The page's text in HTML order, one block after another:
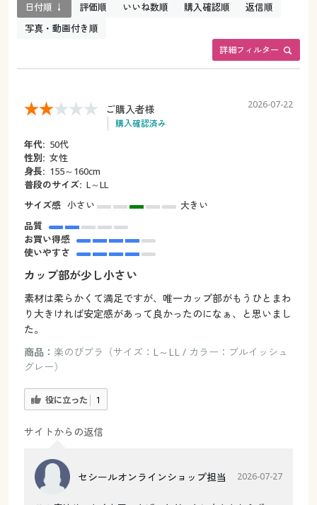
詳細フィルター
日付順 ↓ 評価順 いいね数順 購入確認順
返信順
写真・動画付き順
ご購入者様
購入確認済み
2026-07-22
年代: 50代
性別: 女性
身長: 155～160cm
普段のサイズ: L～LL
サイズ感 小さい
大きい
品質
お買い得感
使いやすさ
カップ部が少し小さい
素材は柔らかくて満足ですが、唯一カップ部がもうひとまわ
り大きければ安定感があって良かったのになぁ、と思いまし
た。
商品： 楽のびブラ（サイズ：L～LL / カラー：ブルイッシュ
グレー）
役に立った 1
サイトからの返信
セシールオンラインショップ担当 2026-07-27